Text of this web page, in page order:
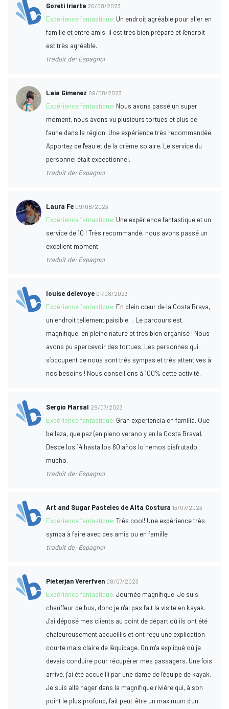
Goreti Iriarte 26/08/2023
Expérience fantastique: Un endroit agréable pour aller en
famille et entre amis, il est très bien préparé et l'endroit
est très agréable.
traduit de: Espagnol
Laia Gimenez 09/08/2023
Expérience fantastique: Nous avons passé un super
moment, nous avons vu plusieurs tortues et plus de
faune dans la région. Une expérience très recommandée.
Apportez de l'eau et de la crème solaire. Le service du
personnel était exceptionnel.
traduit de: Espagnol
Laura Fe 09/08/2023
Expérience fantastique: Une expérience fantastique et un
service de 10 ! Très recommandé, nous avons passé un
excellent moment.
traduit de: Espagnol
louise delevoye 01/08/2023
Expérience fantastique: En plein cœur de la Costa Brava,
un endroit tellement paisible… Le parcours est
magnifique, en pleine nature et très bien organisé ! Nous
avons pu apercevoir des tortues. Les personnes qui
s’occupent de nous sont très sympas et très attentives à
nos besoins ! Nous conseillons à 100% cette activité.
Sergio Marsal 29/07/2023
Expérience fantastique: Gran experiencia en família. Que
belleza, que paz (en pleno verano y en la Costa Brava).
Desde los 14 hasta los 60 años lo hemos disfrutado
mucho.
traduit de: Espagnol
Art and Sugar Pasteles de Alta Costura 13/07/2023
Expérience fantastique:Très cool! Une expérience très
sympa à faire avec des amis ou en famille
traduit de: Espagnol
Pieterjan Vererfven 08/07/2023
Expérience fantastique:Journée magnifique. Je suis
chauffeur de bus, donc je n'ai pas fait la visite en kayak.
J'ai déposé mes clients au point de départ où ils ont été
chaleureusement accueillis et ont reçu une explication
courte mais claire de l'équipage. On m'a expliqué où je
devais conduire pour récupérer mes passagers. Une fois
arrivé, j'ai été accueilli par une dame de l'équipe de kayak.
Je suis allé nager dans la magnifique rivière qui, à son
point le plus profond, fait peut-être un maximum d'un